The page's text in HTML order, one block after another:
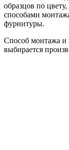
образцов по
способами
фурнитуры.
Способ монтажа и
выбирается